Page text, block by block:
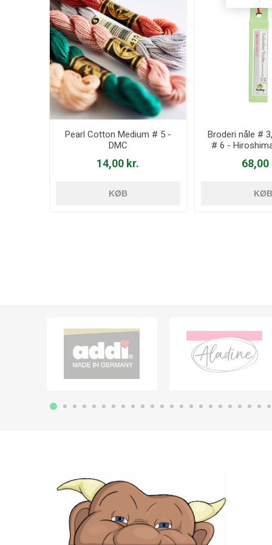
Pearl Cotton Medium # 5 -
DMC
14,00 kr.
KØB
Broderi nåle #
# 6 -
68,00
KØB